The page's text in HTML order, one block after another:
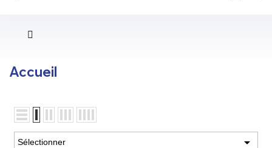
Accueil
Sélectionner 